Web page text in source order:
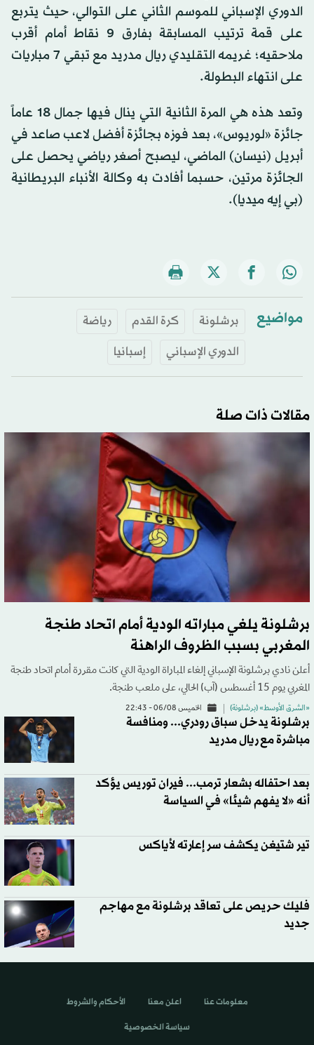
الدوري الإسباني للموسم الثاني على التوالي، حيث يتربع
على قمة ترتيب المسابقة بفارق 9 نقاط أمام أقرب
ملاحقيه؛ غريمه التقليدي ريال مدريد مع تبقي 7 مباريات
على انتهاء البطولة.
وتعد هذه هي المرة الثانية التي ينال فيها جمال 18 عاماً
جائزة «لوريوس»، بعد فوزه بجائزة أفضل لاعب صاعد في
أبريل (نيسان) الماضي، ليصبح أصغر رياضي يحصل على
الجائزة مرتين، حسبما أفادت به وكالة الأنباء البريطانية
(بي إيه ميديا).
مواضيع برشلونة كرة القدم
رياضة
الدوري الإسباني
إسبانيا
مقالات ذات صلة
برشلونة يلغي مباراته الودية أمام اتحاد طنجة
المغربي بسبب الظروف الراهنة
أعلن نادي برشلونة الإسباني إلغاء المباراة الودية التي كانت مقررة أمام اتحاد طنجة
المغربي يوم 15 أغسطس (آب) الحالي، على ملعب طنجة.
«الشرق الأوسط» (برشلونة) الخميس 06/08 - 22:43
برشلونة يدخل سباق رودري... ومنافسة
مباشرة مع ريال مدريد
بعد احتفاله بشعار ترمب... فيران توريس يؤكد
أنه «لا يفهم شيئا» في السياسة
تير شتيغن يكشف سر إعارته لأياكس
فليك حريص على تعاقد برشلونة مع مهاجم
جديد
معلومات عنا اعلن معنا الأحكام والشروط
سياسة الخصوصية